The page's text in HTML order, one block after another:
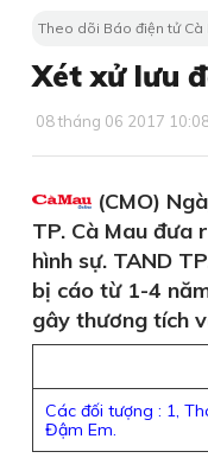
Theo dõi Báo điện tử Cà
Xét xử lưu
08 tháng 06 2017
(CMO)
TP. Cà Mau đưa
hình sự. TAND
bị cáo từ 1-4
gây thương tích
Các đối tượng :
Đậm Em.